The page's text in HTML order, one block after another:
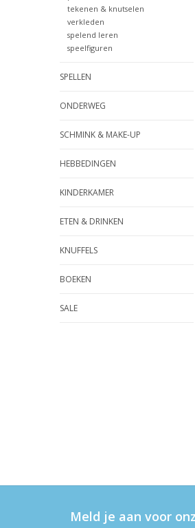
tekenen & knutselen
verkleden
spelend leren
speelfiguren
SPELLEN
ONDERWEG
SCHMINK & MAKE-UP
HEBBEDINGEN
KINDERKAMER
ETEN & DRINKEN
KNUFFELS
BOEKEN
SALE
Meld je aan voor